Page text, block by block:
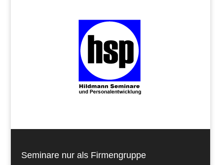
Seminare nur als Firmengruppe